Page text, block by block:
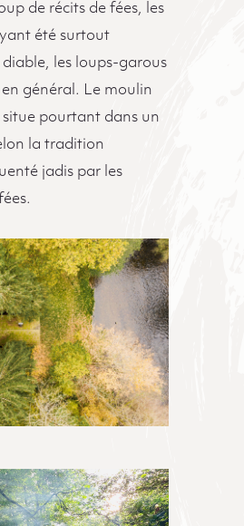
de récits de fées, les
été surtout
les loups-garous
général. Le moulin
situe pourtant dans un
la tradition
jadis par les